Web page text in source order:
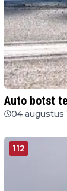
Auto botst
04 augustus
112